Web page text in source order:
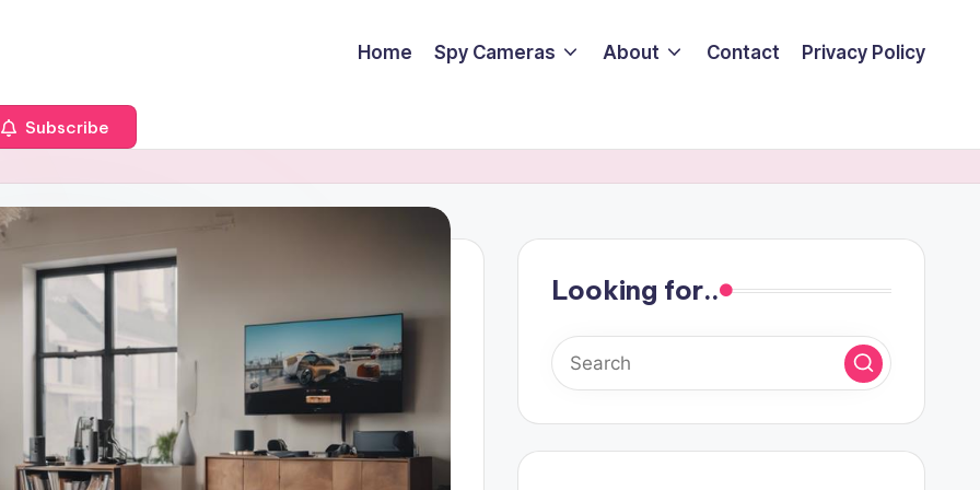
Home Spy Cameras About Contact Privacy Policy
Subscribe
Looking for..